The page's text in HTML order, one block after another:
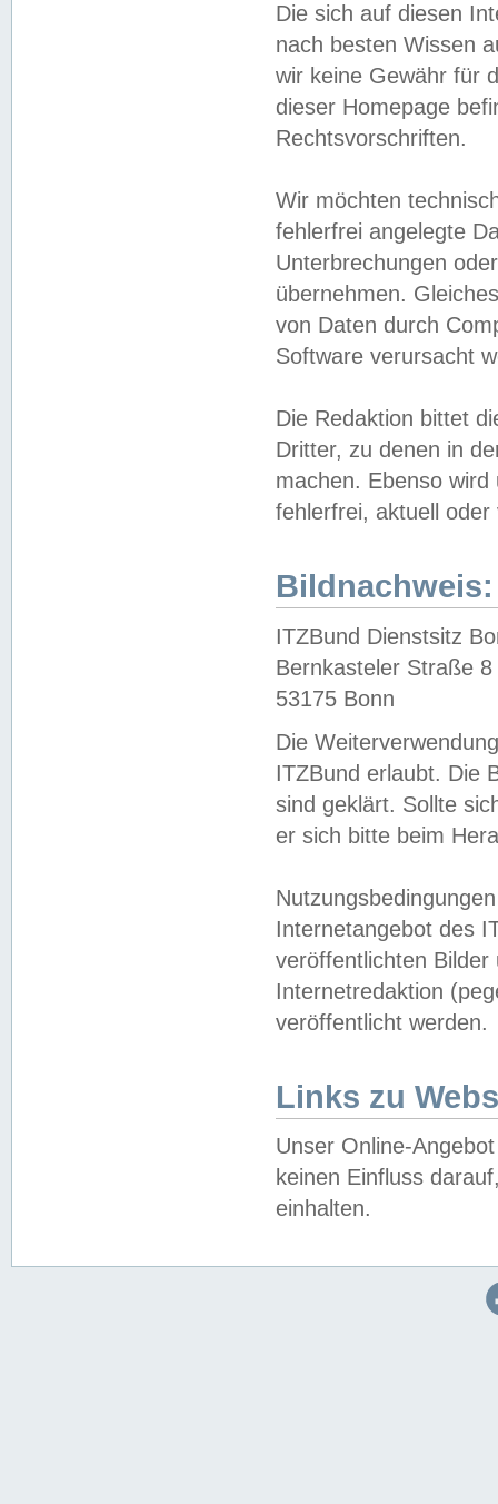
Die sich auf diesen
nach besten Wissen
wir keine Gewähr für
dieser Homepage
Rechtsvorschriften.
Wir möchten
fehlerfrei angelegte
Unterbrechungen
übernehmen.
von Daten durch
Software verursacht
Die Redaktion bittet
Dritter, zu denen in
machen. Ebenso
fehlerfrei, aktuell oder
Bildnachweis:
ITZBund Dienstsitz
Bernkasteler Straße 8
53175 Bonn
Die
ITZBund erlaubt. Die
sind geklärt. Sollte
er sich bitte beim
Internetangebot des
veröffentlichten
Internetredaktion
veröffentlicht werden.
Links zu
Unser Online-
keinen Einfluss
einhalten.